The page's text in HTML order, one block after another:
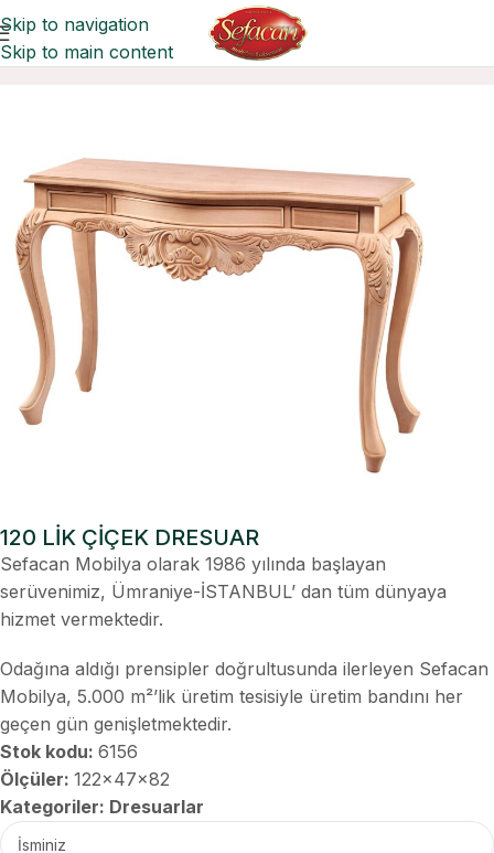
Skip to navigation
Skip to main content
Ana Sayfa Dresuarlar
120 LİK ÇİÇEK DRESUAR
Sefacan Mobilya olarak 1986 yılında başlayan
serüvenimiz, Ümraniye-İSTANBUL’ dan tüm dünyaya
hizmet vermektedir.
Odağına aldığı prensipler doğrultusunda ilerleyen Sefacan
Mobilya, 5.000 m²’lik üretim tesisiyle üretim bandını her
geçen gün genişletmektedir.
Stok kodu: 6156
Ölçüler: 122x47x82
Kategoriler: Dresuarlar